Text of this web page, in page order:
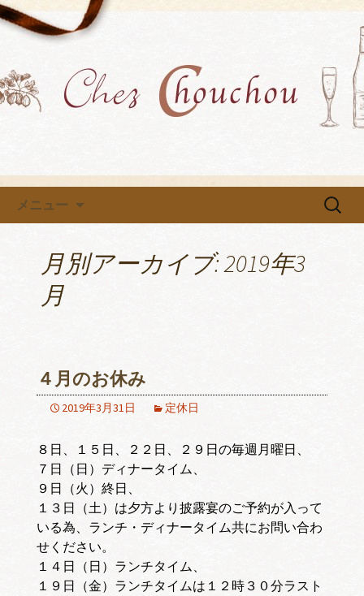
小牧市にあるフレンチ「Chez
Chouchou」のブログ
各種イベントや教室を開催中です
メニュー
検
月別アーカイブ: 2019年3
月
４月のお休み
2019年3月31日 定休日
８日、１５日、２２日、２９日の毎週月曜日、
７日（日）ディナータイム、
９日（火）終日、
１３日（土）は夕方より披露宴のご予約が入って
いる為、ランチ・ディナータイム共にお問い合わ
せください。
１４日（日）ランチタイム、
１９日（金）ランチタイムは１２時３０分ラスト